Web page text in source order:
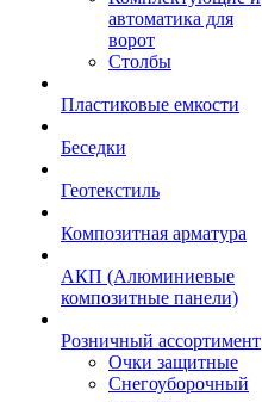
автоматика для
ворот
Столбы
Пластиковые емкости
Беседки
Геотекстиль
Композитная арматура
АКП (Алюминиевые
композитные панели)
Розничный ассортимент
Очки защитные
Снегоуборочный